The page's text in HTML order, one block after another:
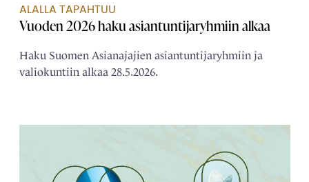
ALALLA TAPAHTUU
Vuoden 2026 haku asiantuntijaryhmiin alkaa
Haku Suomen Asianajajien asiantuntijaryhmiin ja
valiokuntiin alkaa 28.5.2026.